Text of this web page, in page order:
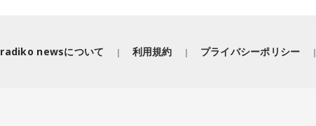
radiko newsについて 利用規約 プライバシーポリシー